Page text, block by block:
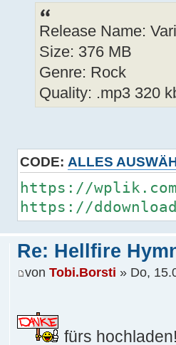
Release Name:
Size: 376 MB
Genre: Rock
Quality: .mp3 320
CODE: ALLES
https://
https://
Re: Hellfire
von Tobi.Borsti » Do,
fürs